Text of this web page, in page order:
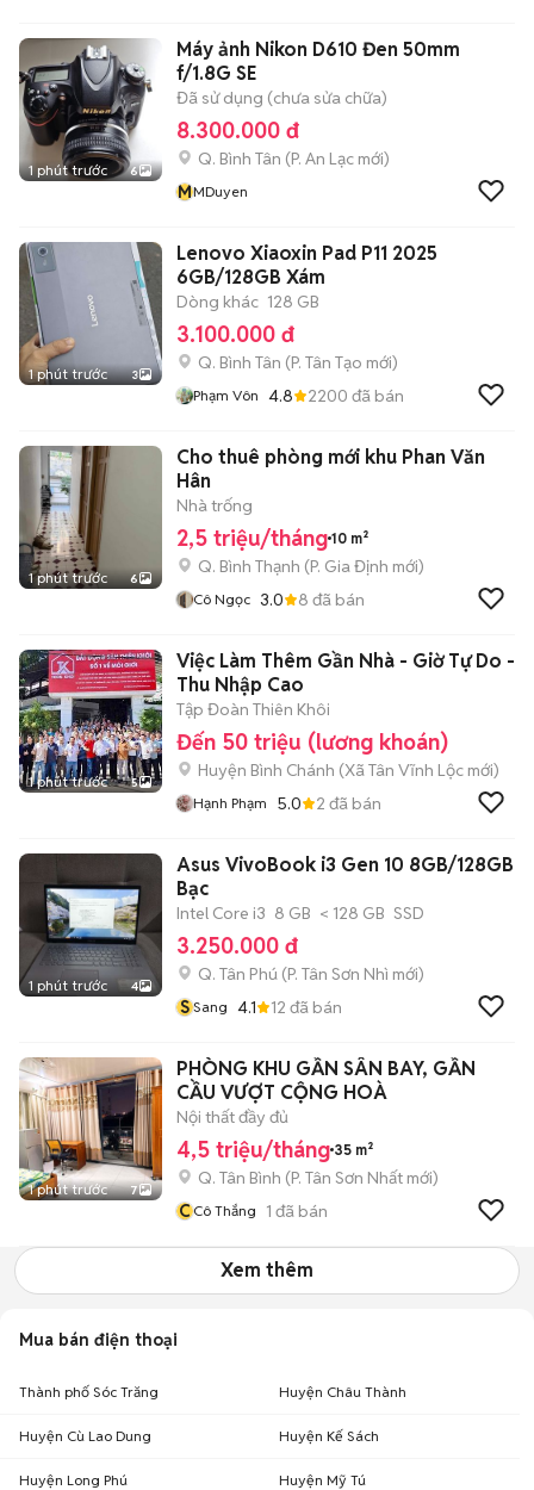
1 phút trước 6
Máy ảnh Nikon D610 Đen 50mm
f/1.8G SE
Đã sử dụng (chưa sửa chữa)
8.300.000 đ
Q. Bình Tân (P. An Lạc mới)
MMDuyen
1 phút trước 3
Lenovo Xiaoxin Pad P11 2025
6GB/128GB Xám
Dòng khác 128 GB
3.100.000 đ
Q. Bình Tân (P. Tân Tạo mới)
Phạm Vôn 4.8 2200 đã bán
1 phút trước 6
Cho thuê phòng mới khu Phan Văn
Hân
Nhà trống
2,5 triệu/tháng 10 m²
Q. Bình Thạnh (P. Gia Định mới)
Cô Ngọc 3.0 8 đã bán
1 phút trước 5
Việc Làm Thêm Gần Nhà - Giờ Tự Do -
Thu Nhập Cao
Tập Đoàn Thiên Khôi
Đến 50 triệu (lương khoán)
Huyện Bình Chánh (Xã Tân Vĩnh Lộc mới)
Hạnh Phạm 5.0 2 đã bán
1 phút trước 4
Asus VivoBook i3 Gen 10 8GB/128GB
Bạc
Intel Core i3 8 GB < 128 GB SSD
3.250.000 đ
Q. Tân Phú (P. Tân Sơn Nhì mới)
S Sang 4.1 12 đã bán
1 phút trước 7
PHÒNG KHU GẦN SÂN BAY, GẦN
CẦU VƯỢT CỘNG HOÀ
Nội thất đầy đủ
4,5 triệu/tháng 35 m²
Q. Tân Bình (P. Tân Sơn Nhất mới)
CCô Thắng 1 đã bán
Xem thêm
Mua bán điện thoại
Thành phố Sóc Trăng Huyện Châu Thành
Huyện Cù Lao Dung Huyện Kế Sách
Huyện Long Phú Huyện Mỹ Tú